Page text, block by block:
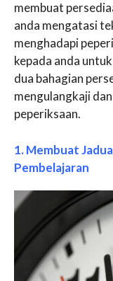
membuat
anda mengatasi
menghadapi
kepada anda
dua bahagian
mengulangkaji
peperiksaan.
1. Membuat
Pembelajaran